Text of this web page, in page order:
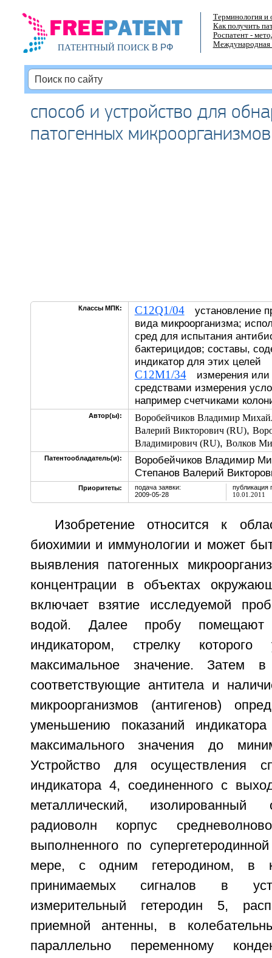
ПАТЕНТНЫЙ ПОИСКВ РФ
Терминология и
Как получить
Роспатент -
Международная
способ и устройство для
патогенных микроорганизмов
Классы МПК: C12Q1/04установление
вида микроорганизма;
сред для испытания
бактерицидов; составы,
индикатор для этих целей
C12M1/34измерения или
средствами измерения
например счетчиками
Автор(ы):
Воробейчиков Владимир
Валерий Викторович (RU),
Владимирович (RU), Волков
Патентообладатель(и):
Воробейчиков Владимир
Степанов Валерий
Приоритеты:
подача заявки:
2009-05-28
публикация
10.01.2011
Изобретение относится к
биохимии и иммунологии и может
выявления патогенных
концентрации в объектах
включает взятие исследуемой
водой. Далее пробу
индикатором, стрелку которого
максимальное значение. Затем
соответствующие антитела и
микроорганизмов (антигенов)
уменьшению показаний индикатора
максимального значения до
Устройство для осуществления
индикатора 4, соединенного с
металлический, изолированный
радиоволн корпус
выполненного по
мере, с одним гетеродином, в
принимаемых сигналов в
измерительный гетеродин 5,
приемной антенны, в
параллельно переменному